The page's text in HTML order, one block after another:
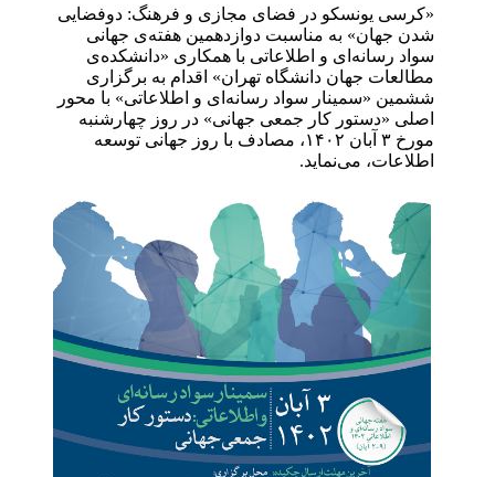
«کرسی یونسکو در فضای مجازی و فرهنگ: دوفضایی
شدن جهان» به مناسبت دوازدهمین هفته‌ی جهانی
سواد رسانه‌ای و اطلاعاتی با همکاری «دانشکده‌ی
مطالعات جهان دانشگاه تهران» اقدام به برگزاری
ششمین «سمینار سواد رسانه‌ای و اطلاعاتی» با محور
اصلی «دستور کار جمعی جهانی» در روز چهارشنبه
مورخ ۳ آبان ۱۴۰۲، مصادف با روز جهانی توسعه
اطلاعات، می‌نماید.